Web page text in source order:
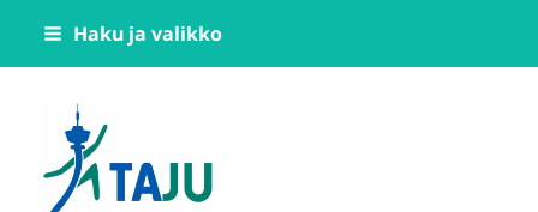
Siirry
Haku ja valikko
Tampereen Jumppatiimi TAJU ry